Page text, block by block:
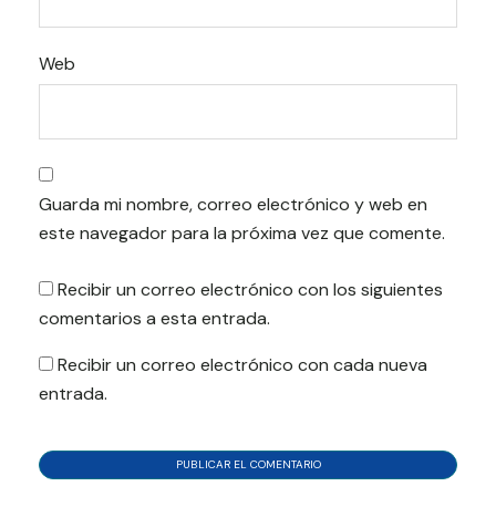
Web
Guarda mi nombre, correo electrónico y web en
este navegador para la próxima vez que comente.
Recibir un correo electrónico con los siguientes
comentarios a esta entrada.
Recibir un correo electrónico con cada nueva
entrada.